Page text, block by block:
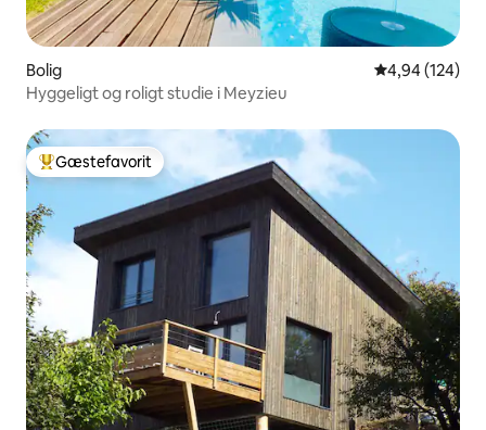
Bolig 4,94 ud af 5 i
4,94 (124)
Hyggeligt og roligt studie i Meyzieu
Bedste gæstefavorit
Gæstefavorit